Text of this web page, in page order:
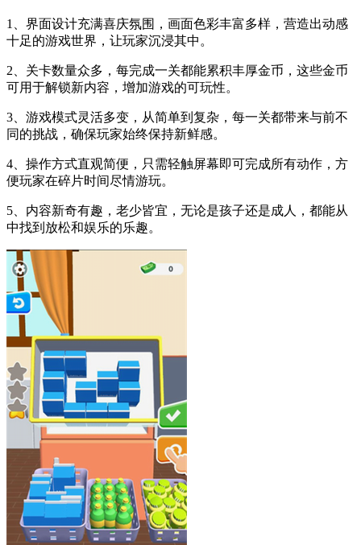
1、界面设计充满喜庆氛围，画面色彩丰富多样，营造出动感
十足的游戏世界，让玩家沉浸其中。
2、关卡数量众多，每完成一关都能累积丰厚金币，这些金币
可用于解锁新内容，增加游戏的可玩性。
3、游戏模式灵活多变，从简单到复杂，每一关都带来与前不
同的挑战，确保玩家始终保持新鲜感。
4、操作方式直观简便，只需轻触屏幕即可完成所有动作，方
便玩家在碎片时间尽情游玩。
5、内容新奇有趣，老少皆宜，无论是孩子还是成人，都能从
中找到放松和娱乐的乐趣。